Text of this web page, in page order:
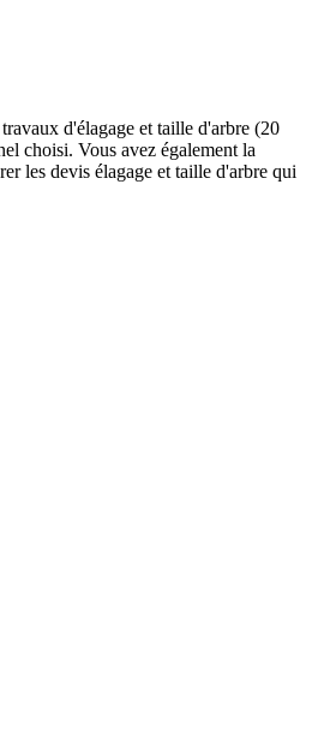
d'élagage et taille d'arbre (20
choisi. Vous avez également la
les devis élagage et taille d'arbre qui